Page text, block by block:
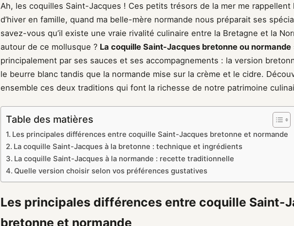
Ah, les coquilles Saint-Jacques ! Ces petits trésors de la mer me rappellent
d’hiver en famille, quand ma belle-mère normande nous préparait ses
savez-vous qu’il existe une vraie rivalité culinaire entre la Bretagne et la
autour de ce mollusque ? La coquille Saint-Jacques bretonne ou normande
principalement par ses sauces et ses accompagnements : la version
le beurre blanc tandis que la normande mise sur la crème et le cidre.
ensemble ces deux traditions qui font la richesse de notre patrimoine
Table des matières
Les principales différences entre coquille Saint-Jacques bretonne et normande
La coquille Saint-Jacques à la bretonne : technique et ingrédients
La coquille Saint-Jacques à la normande : recette traditionnelle
Quelle version choisir selon vos préférences gustatives
Les principales différences entre coquille Saint-
bretonne et normande